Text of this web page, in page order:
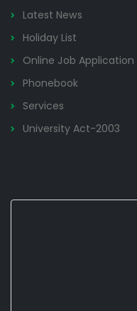
Latest News
Holiday List
Online Job Application
Phonebook
Services
University Act-2003